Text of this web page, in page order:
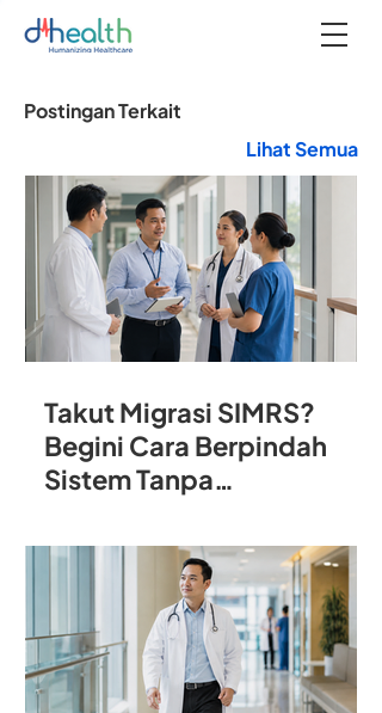
Postingan Terkait
Lihat Semua
Takut Migrasi SIMRS?
Begini Cara Berpindah
Sistem Tanpa
Rumah Sakit